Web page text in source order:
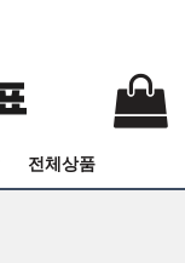
전체상품